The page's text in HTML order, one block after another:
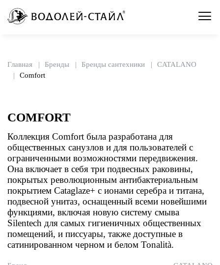
Главная Бренды Бренды сантехники
CATALANO
Comfort
COMFORT
Коллекция Comfort была разработана для
общественных санузлов и для пользователей с
ограниченными возможностями передвижения.
Она включает в себя три подвесных раковины,
покрытых революционным антибактериальным
покрытием Cataglaze+ с ионами серебра и титана,
подвесной унитаз, оснащенный всеми новейшими
функциями, включая новую систему смыва
Silentech для самых гигиеничных общественных
помещений, и писсуары, также доступные в
сатинированном черном и белом Tonalità.